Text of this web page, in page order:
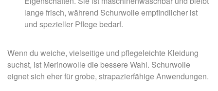
lange frisch, während Schurwolle empfindlicher ist
und spezieller Pflege bedarf.
Wenn du weiche, vielseitige und pflegeleichte Kleidung
suchst, ist Merinowolle die bessere Wahl. Schurwolle
eignet sich eher für grobe, strapazierfähige Anwendungen.